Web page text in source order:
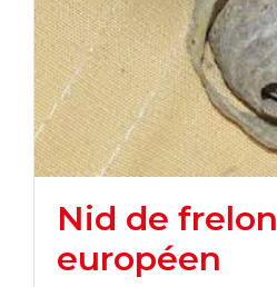
Nid de frelon
européen